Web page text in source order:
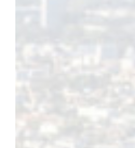
STREET ART FEST GRENOBLE-ALPES
1 festival de films
3 soirées avec des concerts,
20 parcours de street art
Des visites commentées
3 street art run pour